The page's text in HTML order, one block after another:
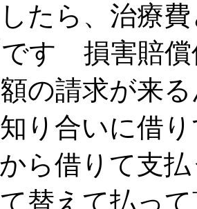
たら、治療
す 損害賠償
の請求が来
り合いに借
ら借りて支
替えて払っ